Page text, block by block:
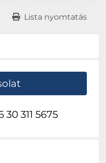
Lista nyomtatás
30 311 5675